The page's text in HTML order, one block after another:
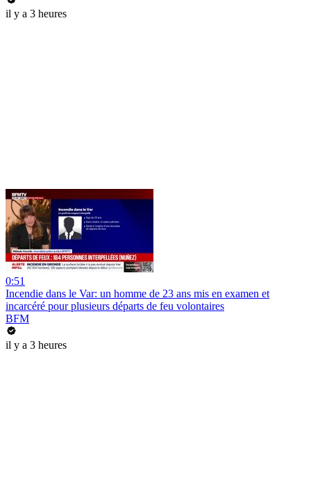
il y a 3 heures
0:51
Incendie dans le Var: un homme de 23 ans mis en examen et
incarcéré pour plusieurs départs de feu volontaires
BFM
il y a 3 heures